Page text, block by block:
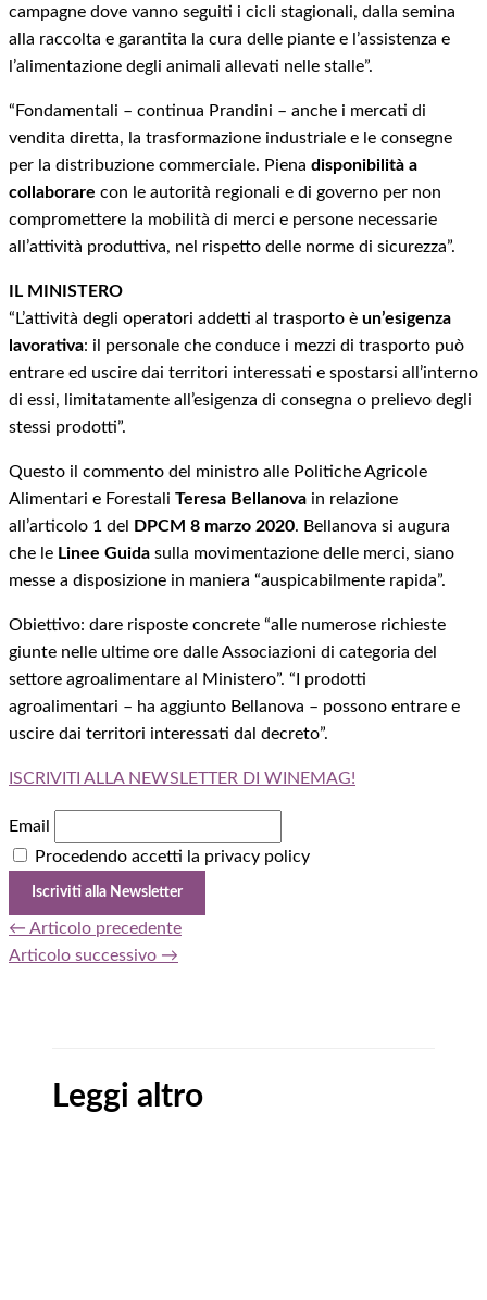
campagne dove vanno seguiti i cicli stagionali, dalla semina
alla raccolta e garantita la cura delle piante e l’assistenza e
l’alimentazione degli animali allevati nelle stalle”.
“Fondamentali – continua Prandini – anche i mercati di
vendita diretta, la trasformazione industriale e le consegne
per la distribuzione commerciale. Piena disponibilità a
collaborare con le autorità regionali e di governo per non
compromettere la mobilità di merci e persone necessarie
all’attività produttiva, nel rispetto delle norme di sicurezza”.
IL MINISTERO
“L’attività degli operatori addetti al trasporto è un’esigenza
lavorativa: il personale che conduce i mezzi di trasporto può
entrare ed uscire dai territori interessati e spostarsi all’interno
di essi, limitatamente all’esigenza di consegna o prelievo degli
stessi prodotti”.
Questo il commento del ministro alle Politiche Agricole
Alimentari e Forestali Teresa Bellanova in relazione
all’articolo 1 del
DPCM 8 marzo 2020. Bellanova si augura
che le Linee Guida sulla movimentazione delle merci, siano
messe a disposizione in maniera “auspicabilmente rapida”.
Obiettivo: dare risposte concrete “alle numerose richieste
giunte nelle ultime ore dalle Associazioni di categoria del
settore agroalimentare al Ministero”. “I prodotti
agroalimentari – ha aggiunto Bellanova – possono entrare e
uscire dai territori interessati dal decreto”.
ISCRIVITI ALLA NEWSLETTER DI WINEMAG!
Email
Procedendo accetti la privacy policy
← Articolo precedente
Articolo successivo →
Leggi altro